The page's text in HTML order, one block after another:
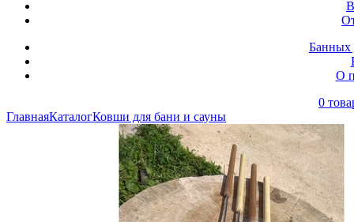
Банных
О
0
ГлавнаяКаталогКовши для бани и сауны